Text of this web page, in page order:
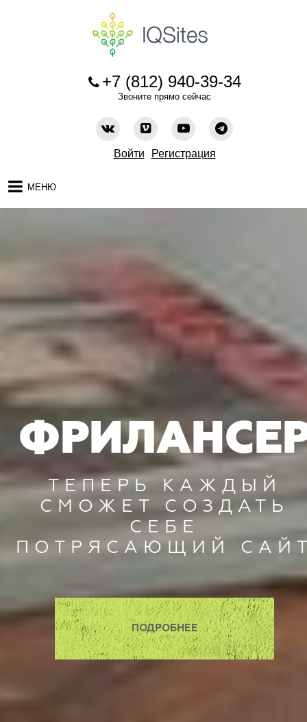
+7 (812) 940-39-34
Звоните прямо сейчас
Войти Регистрация
МЕНЮ
ТЕПЕРЬ КАЖДЫЙ
СМОЖЕТ СОЗДАТЬ
СЕБЕ
ПОТРЯСАЮЩИЙ
ПОДРОБНЕЕ